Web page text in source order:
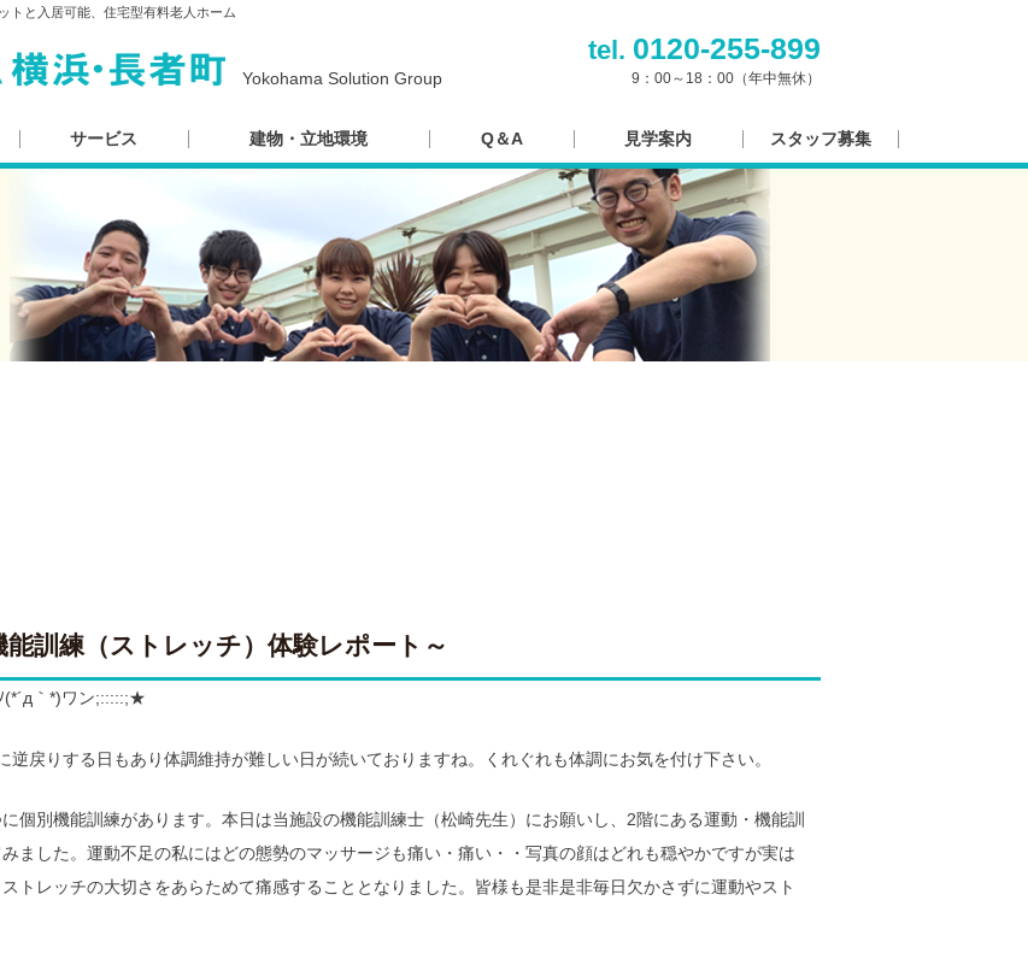
トと入居可能、住宅型有料老人ホーム
Yokohama Solution Group
tel. 0120-255-899
9：00～18：00（年中無休）
サービス 建物・立地環境 Q＆A 見学案内 スタッフ募集
訓練（ストレッチ）体験レポート～
｀*)ワン;:::::;★
戻りする日もあり体調維持が難しい日が続いておりますね。くれぐれも体調にお気を付け下さい。
個別機能訓練があります。本日は当施設の機能訓練士（松崎先生）にお願いし、2階にある運動・機能訓
ました。運動不足の私にはどの態勢のマッサージも痛い・痛い・・写真の顔はどれも穏やかですが実は
トレッチの大切さをあらためて痛感することとなりました。皆様も是非是非毎日欠かさずに運動やスト